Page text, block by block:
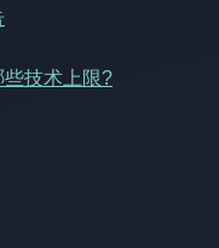
技术上限?